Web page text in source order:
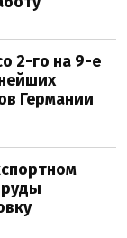
2-го на 9-е
Германии